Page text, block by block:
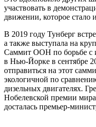
участвовать в
движении, которое стало
В 2019 году Тунберг
а также выступала на
Саммит ООН по борьбе с
в Нью-Йорке в сентябре
отправиться на этот
экологичной по
дизельных двигателях.
Нобелевской премии
досталась премьер-